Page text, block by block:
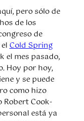
pero sólo de
de los
de
elCold Spring
el mes pasado,
Hoy por hoy,
y se puede
como hizo
Robert Cook-
está ya